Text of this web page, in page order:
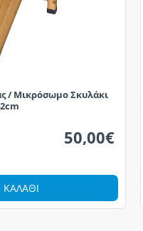
/ Μικρόσωμο Σκυλάκι
50,00€
ΚΑΛΆΘΙ